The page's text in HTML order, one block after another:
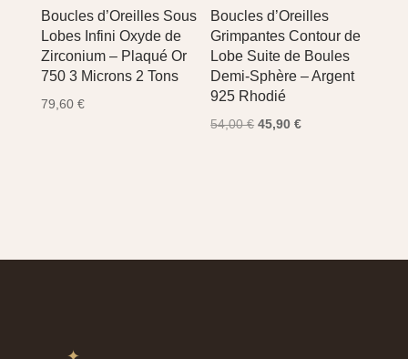
Boucles d’Oreilles Sous
Lobes Infini Oxyde de
Zirconium – Plaqué Or
750 3 Microns 2 Tons
79,60 €
Boucles d’Oreilles
Grimpantes Contour de
Lobe Suite de Boules
Demi-Sphère – Argent
925 Rhodié
54,00€ Le
45,90€Le